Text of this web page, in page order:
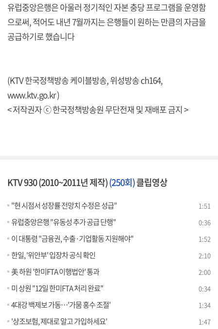
유럽중앙은행은 아울러 정기적인 자본 충당 프로그램을 운영함
으로써, 적어도 내년 7월까지는 은행들이 원하는 만큼의 자금을
공급하기로 했습니다
(KTV 한국정책방송 케이블방송, 위성방송 ch164,
www.ktv.go.kr )
< 저작권자 ⓒ 한국정책방송원 무단전재 및 재배포 금지 >
KTV 930 (2010~2011년 제작)(250회)클립영상
"현 시점서 성장률 전망치 수정은 성급" 1:51
유럽중앙은행 "유동성 추가 공급 단행" 0:36
이 대통령 "금융권, 수출·기업활동 지원해야" 1:52
한일, '위안부' 입장차 공식 확인 2:10
美 하원 '한미FTA 이행법안' 통과 2:00
미 상원 "12일 한미FTA 처리 완료" 0:34
4대강 백제보 가동…'가뭄 홍수 조절' 1:34
'상조보험, 제대로 알고 가입하세요' 1:47